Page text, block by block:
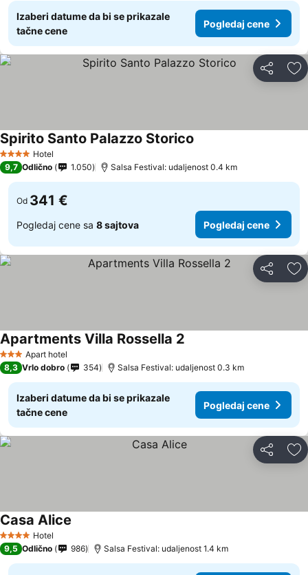
Izaberi datume da bi se prikazale
tačne cene
Pogledaj cene
Deli
4 ZvezdiceHotel
Spirito Santo Palazzo Storico
9,7 Odlično 1.050 Salsa Festival: udaljenost 0.4 km
Od 341 €
Pogledaj cene sa 8 sajtova Pogledaj cene
Deli
3 ZvezdiceApart hotel
Apartments Villa Rossella 2
8,3 Vrlo dobro 354 Salsa Festival: udaljenost 0.3 km
Izaberi datume da bi se prikazale
tačne cene
Pogledaj cene
Deli
4 ZvezdiceHotel
Casa Alice
9,5 Odlično 986 Salsa Festival: udaljenost 1.4 km